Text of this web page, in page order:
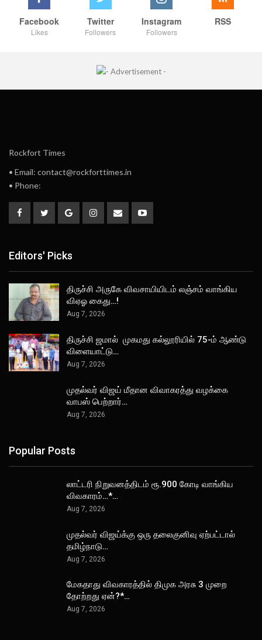
Facebook
Likes
Twitter
Followers
Instagram
Followers
RSS
Rockfort Times
• Email: contact@rockforttimes.in
• Phone:
Editors' Picks
திருச்சி அருகே விவசாயியிடம் லஞ்சம் வாங்கிய
விஏஓ கைது…!
Aug 7, 2026
திருச்சி ஜமால் முகமது கல்லூரியில் 75-ம் ஆண்டு
விளையாட்டு…
Aug 7, 2026
முதல்வர் விஜய் மீதான விவாகரத்து வழக்கை
வாபஸ் பெற்றார்…
Aug 7, 2026
Popular Posts
லாட்டரி நிறுவனத்திடம் ரூ.900 கோடி வாங்கிய
விவகாரம்…*…
Aug 7, 2026
முதல்வர் விஜய்க்கு ஒரு தலைகுனிவு ஏற்பட்டால்
தமிழ்நாடு…
Aug 7, 2026
மேகதாது விவகாரத்தில் திமுக அரசு 3 முறை
தோற்றது ஏன்?*…
Aug 7, 2026